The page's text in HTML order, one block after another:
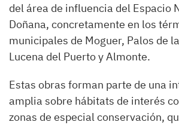
del área de influencia del Espacio
Doñana, concretamente en los
municipales de Moguer, Palos de
Lucena del Puerto y Almonte.
Estas obras forman parte de una
amplia sobre hábitats de interés
zonas de especial conservación,